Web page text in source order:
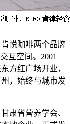
悦咖啡两个品牌
互空间。2001
方红广场开业，
，始终与城市发
肃省营养学会、